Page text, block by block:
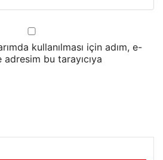
kullanılması için adım, e-
bu tarayıcıya